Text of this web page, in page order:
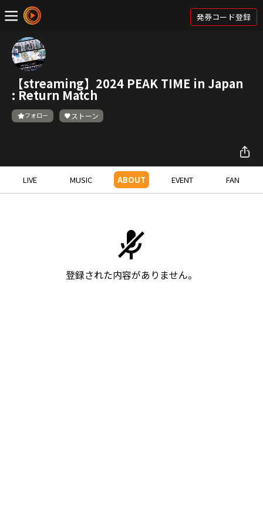
発券コード登録
【streaming】2024 PEAK TIME in Japan
: Return Match
フォロー ストーン
LIVE MUSIC ABOUT EVENT FAN
登録された内容がありません。